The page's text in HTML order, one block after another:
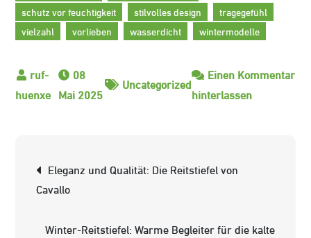
schutz vor feuchtigkeit
stilvolles design
tragegefühl
vielzahl
vorlieben wasserdicht wintermodelle
08
Mai 2025
Uncategorized
Einen Kommentar
hinterlassenzu
Reiter:
Navigation
Eleganz und Qualität: Die Reitstiefel von
Cavallo
Winter-Reitstiefel: Warme Begleiter für die kalte